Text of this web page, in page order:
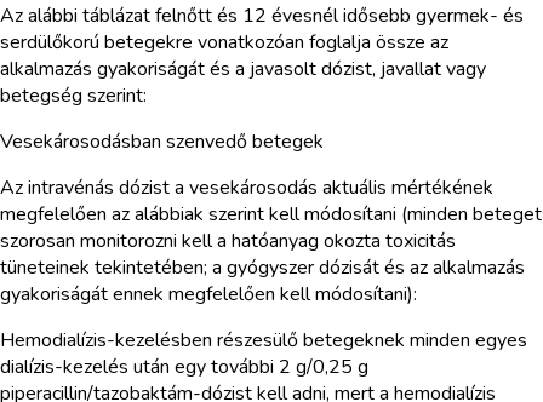
Az alábbi táblázat felnőtt és 12 évesnél idősebb gyermek- és
serdülőkorú betegekre vonatkozóan foglalja össze az
alkalmazás gyakoriságát és a javasolt dózist, javallat vagy
betegség szerint:
Vesekárosodásban szenvedő betegek
Az intravénás dózist a vesekárosodás aktuális mértékének
megfelelően az alábbiak szerint kell módosítani (minden beteget
szorosan monitorozni kell a hatóanyag okozta toxicitás
tüneteinek tekintetében; a gyógyszer dózisát és az alkalmazás
gyakoriságát ennek megfelelően kell módosítani):
Hemodialízis-kezelésben részesülő betegeknek minden egyes
dialízis-kezelés után egy további 2 g/0,25 g
piperacillin/tazobaktám-dózist kell adni, mert a hemodialízis